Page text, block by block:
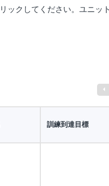
ックしてください。ユニッ
訓練到達目標